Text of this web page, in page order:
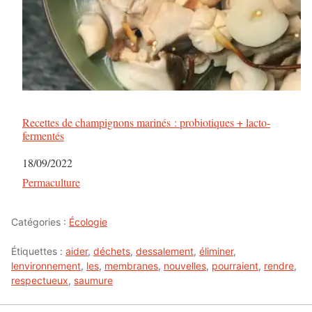
Recettes de champignons marinés : probiotiques + lacto-
fermentés
Date
18/09/2022
Par rapport à
Permaculture
Catégories : Écologie
Étiquettes : aider, déchets, dessalement, éliminer,
lenvironnement, les, membranes, nouvelles, pourraient, rendre,
respectueux, saumure